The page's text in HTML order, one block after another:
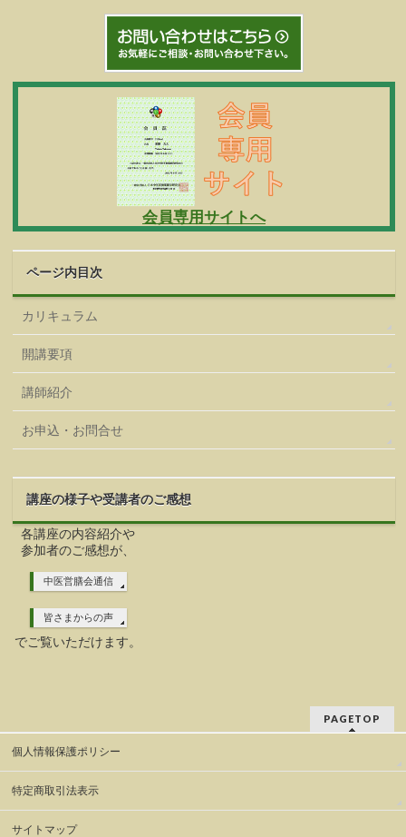
会員専用サイトへ
ページ内目次
カリキュラム
開講要項
講師紹介
お申込・お問合せ
講座の様子や受講者のご感想
各講座の内容紹介や
参加者のご感想が、
中医営膳会通信
皆さまからの声
でご覧いただけます。
PAGETOP
個人情報保護ポリシー
特定商取引法表示
サイトマップ